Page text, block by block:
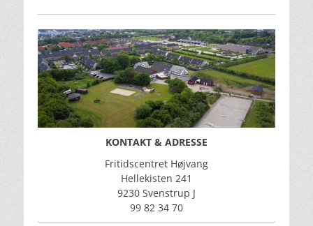
KONTAKT & ADRESSE
Fritidscentret Højvang
Hellekisten 241
9230 Svenstrup J
99 82 34 70